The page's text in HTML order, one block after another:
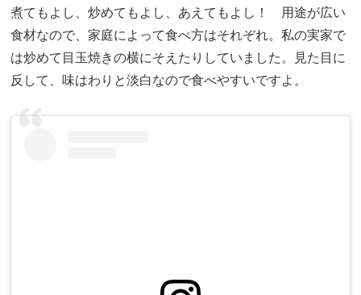
煮てもよし、炒めてもよし、あえてもよし！ 用途が広い
食材なので、家庭によって食べ方はそれぞれ。私の実家で
は炒めて目玉焼きの横にそえたりしていました。見た目に
反して、味はわりと淡白なので食べやすいですよ。